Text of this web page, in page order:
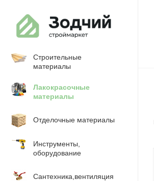
Строительные
материалы
Лакокрасочные
материалы
Отделочные материалы
Инструменты,
оборудование
Сантехника,вентиляция